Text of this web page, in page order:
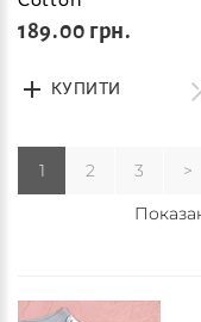
189.00 грн.
КУПИТИ
1 2 3 >